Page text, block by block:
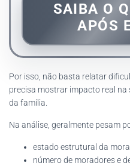
SAIBA O
APÓS
Por isso, não basta relatar
precisa mostrar impacto real
da família.
Na análise, geralmente pesam
estado estrutural da
número de moradores e